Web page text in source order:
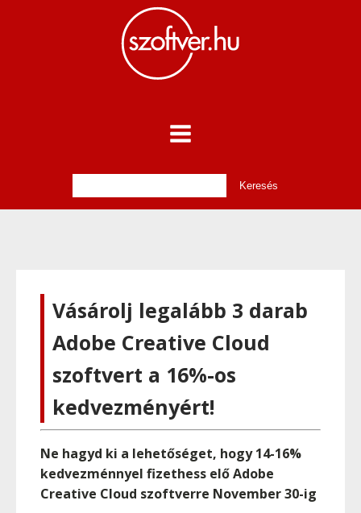
Vásárolj legalább 3 darab
Adobe Creative Cloud
szoftvert a 16%-os
kedvezményért!
Ne hagyd ki a lehetőséget, hogy 14-16%
kedvezménnyel fizethess elő Adobe
Creative Cloud szoftverre November 30-ig